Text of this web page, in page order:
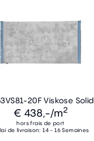
20F Viskose Solid
€ 438,-/m2
hors frais de port
de livraison: 14 - 16 Semaines